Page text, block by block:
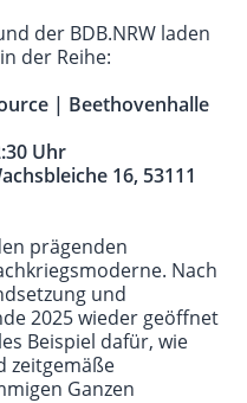
der BDB.NRW laden
der Reihe:
| Beethovenhalle
Uhr
16, 53111
prägenden
Nach
und
2025 wieder geöffnet
Beispiel dafür, wie
zeitgemäße
Ganzen